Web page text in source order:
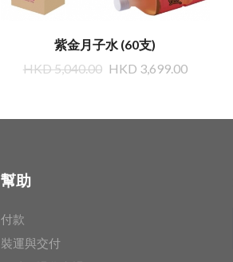
紫金月子水 (60支)
HKD 5,040.00 HKD 3,699.00
幫助
付款
裝運與交付